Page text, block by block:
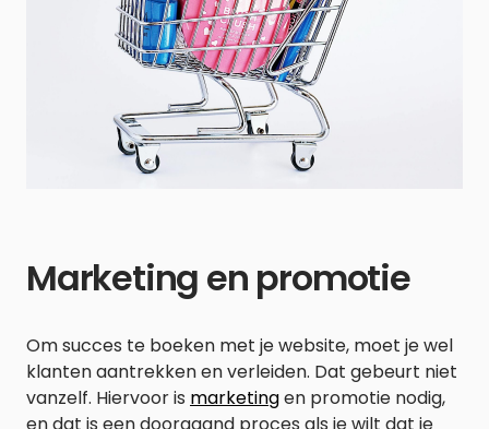
Marketing en promotie
Om succes te boeken met je website, moet je wel
klanten aantrekken en verleiden. Dat gebeurt niet
vanzelf. Hiervoor is marketingen promotie nodig,
en dat is een doorgaand proces als je wilt dat je